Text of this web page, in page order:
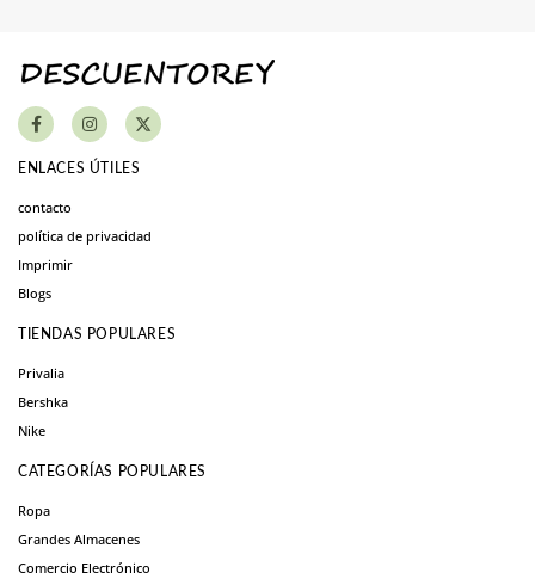
ENLACES ÚTILES
contacto
política de privacidad
Imprimir
Blogs
TIENDAS POPULARES
Privalia
Bershka
Nike
CATEGORÍAS POPULARES
Ropa
Grandes Almacenes
Comercio Electrónico